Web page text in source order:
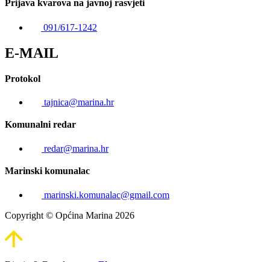
Prijava kvarova na javnoj rasvjeti
091/617-1242
E-MAIL
Protokol
tajnica@marina.hr
Komunalni redar
redar@marina.hr
Marinski komunalac
marinski.komunalac@gmail.com
Copyright © Općina Marina 2026